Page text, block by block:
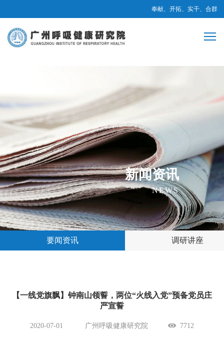
奉献、开拓、实干、合群
新闻资讯
NEWS
要闻资讯 调研讲座
【一线党旗飘】钟南山领誓，两位“火线入党”预备党员庄
严宣誓
2020-07-01 广州呼吸健康研究院 7712